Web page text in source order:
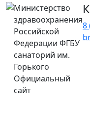
Министерство
здравоохранения
Российской
Федерации ФГБУ
санаторий им.
Горького
Официальный
сайт
8